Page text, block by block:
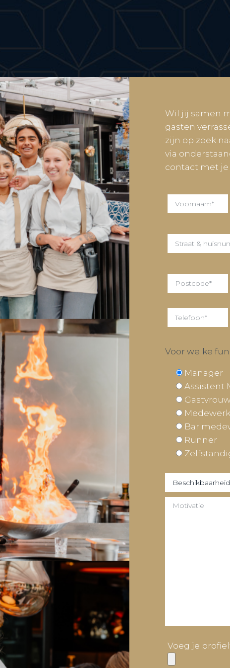
Wil jij samen
gasten
zijn op zoek
via
contact met je
Voor welke
Manager
Assistent
Bar
Runner
Voeg je